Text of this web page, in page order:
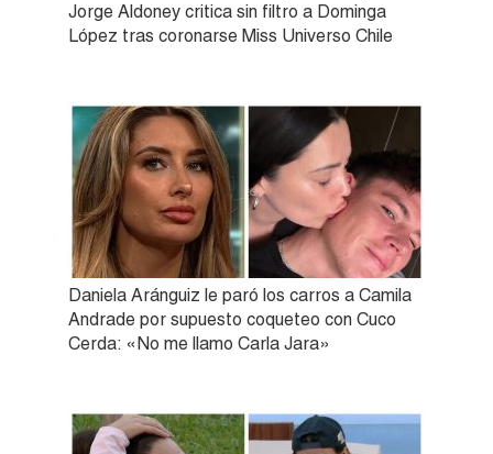
Jorge Aldoney critica sin filtro a Dominga
López tras coronarse Miss Universo Chile
Daniela Aránguiz le paró los carros a Camila
Andrade por supuesto coqueteo con Cuco
Cerda: «No me llamo Carla Jara»